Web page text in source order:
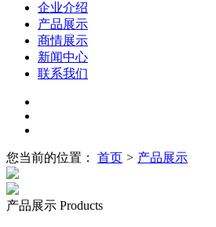
企业介绍
产品展示
商情展示
新闻中心
联系我们
您当前的位置： 首页 > 产品展示
产品展示 Products